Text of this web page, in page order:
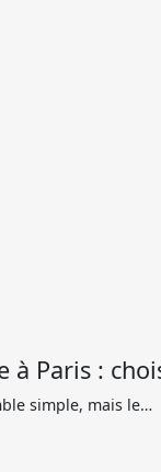
à Paris :
simple, mais le…